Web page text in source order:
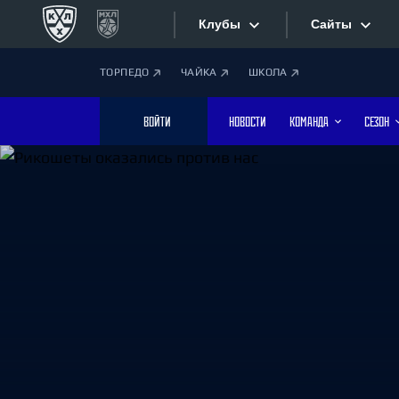
Клубы
Дивизион Боброва
Лада
Сайты
ТОРПЕДО ЧАЙКА ШКОЛА
ВОЙТИ НОВОСТИ КОМАНДА СЕЗОН